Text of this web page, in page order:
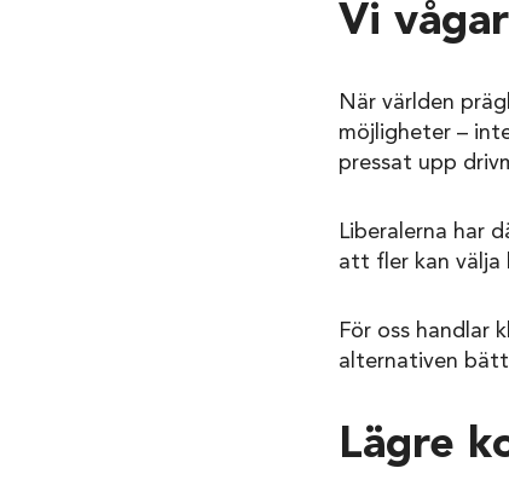
Vi
När världen
möjligheter –
pressat upp
Liberalerna har
att fler kan välja
För oss handlar
alternativen
Lägre